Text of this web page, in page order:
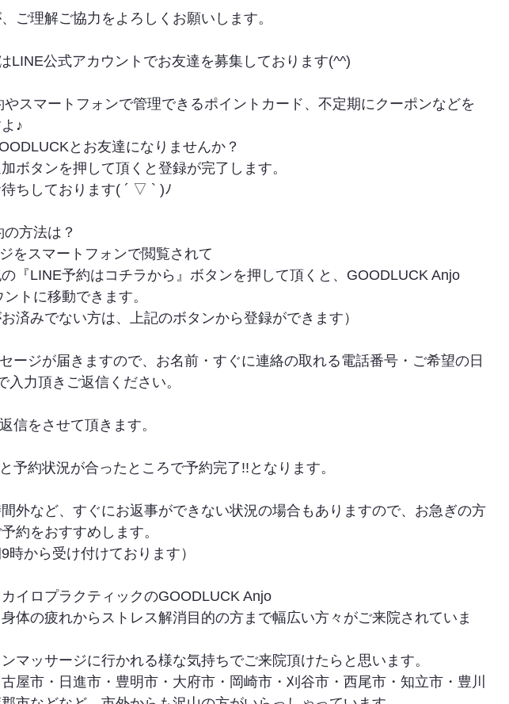
ご理解ご協力をよろしくお願いします。
LINE公式アカウントでお友達を募集しております(^^)
やスマートフォンで管理できるポイントカード、不定期にクーポンなどを
♪
とお友達になりませんか？
ボタンを押して頂くと登録が完了します。
ちしております( ´ ▽ ` )ﾉ
方法は？
をスマートフォンで閲覧されて
『LINE予約はコチラから』ボタンを押して頂くと、GOODLUCK Anjo
トに移動できます。
お済みでない方は、上記のボタンから登録ができます）
ージが届きますので、お名前・すぐに連絡の取れる電話番号・ご希望の日
入力頂きご返信ください。
信をさせて頂きます。
予約状況が合ったところで予約完了!!となります。
外など、すぐにお返事ができない状況の場合もありますので、お急ぎの方
約をおすすめします。
時から受け付けております）
イロプラクティックのGOODLUCK Anjo
体の疲れからストレス解消目的の方まで幅広い方々がご来院されていま
マッサージに行かれる様な気持ちでご来院頂けたらと思います。
屋市・日進市・豊明市・大府市・岡崎市・刈谷市・西尾市・知立市・豊川